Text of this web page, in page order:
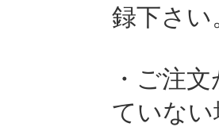
録下さい
・ご注
ていない